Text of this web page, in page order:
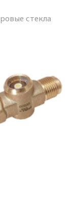
стекла